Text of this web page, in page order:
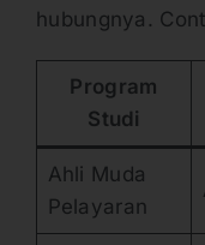
hubungnya.
Program
Studi
Ahli Muda
Pelayaran